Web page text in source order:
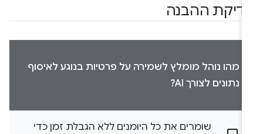
ההבנה
מהו נוהל מומלץ לשמירה על פרטיות בנוגע לאיסוף
נתונים לצורך AI?
שומרים את כל היומנים ללא הגבלת זמן כדי